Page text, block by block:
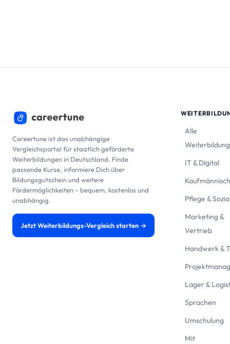
Careertune ist das unabhängige
Vergleichsportal für staatlich geförderte
Weiterbildungen in Deutschland. Finde
passende Kurse, informiere Dich über
Bildungsgutschein und weitere
Fördermöglichkeiten – bequem, kostenlos und
unabhängig.
Jetzt Weiterbildungs-Vergleich starten →
Alle
IT & Digital
Kaufmännisch
Pflege &
Marketing &
Vertrieb
Handwerk &
Lager &
Sprachen
Umschulung
Mit